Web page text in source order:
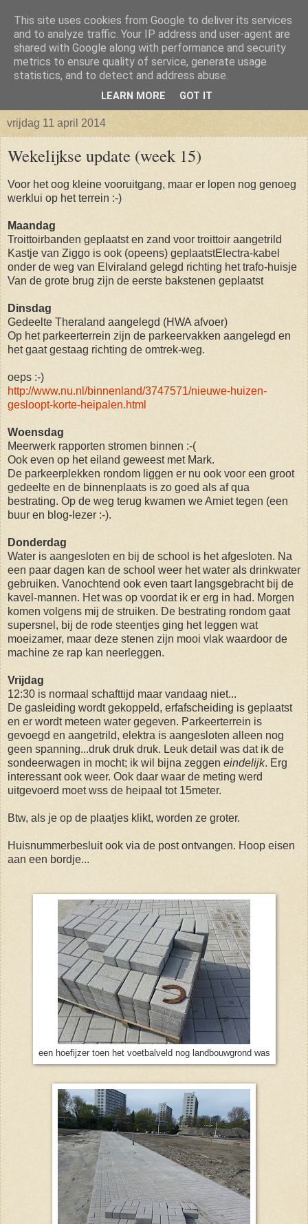
Isabellaland -> Biancaland
De belevenissen omtrent het verkrijgen van een bouwkavel
vrijdag 11 april 2014
Wekelijkse update (week 15)
Voor het oog kleine vooruitgang, maar er lopen nog genoeg
werklui op het terrein :-)
Maandag
Troittoirbanden geplaatst en zand voor troittoir aangetrild
Kastje van Ziggo is ook (opeens) geplaatstElectra-kabel
onder de weg van Elviraland gelegd richting het trafo-huisje
Van de grote brug zijn de eerste bakstenen geplaatst
Dinsdag
Gedeelte Theraland aangelegd (HWA afvoer)
Op het parkeerterrein zijn de parkeervakken aangelegd en
het gaat gestaag richting de omtrek-weg.
oeps :-)
http://www.nu.nl/binnenland/3747571/nieuwe-huizen-
gesloopt-korte-heipalen.html
Woensdag
Meerwerk rapporten stromen binnen :-(
Ook even op het eiland geweest met Mark.
De parkeerplekken rondom liggen er nu ook voor een groot
gedeelte en de binnenplaats is zo goed als af qua
bestrating. Op de weg terug kwamen we Amiet tegen (een
buur en blog-lezer :-).
Donderdag
Water is aangesloten en bij de school is het afgesloten. Na
een paar dagen kan de school weer het water als drinkwater
gebruiken. Vanochtend ook even taart langsgebracht bij de
kavel-mannen. Het was op voordat ik er erg in had. Morgen
komen volgens mij de struiken. De bestrating rondom gaat
supersnel, bij de rode steentjes ging het leggen wat
moeizamer, maar deze stenen zijn mooi vlak waardoor de
machine ze rap kan neerleggen.
Vrijdag
12:30 is normaal schafttijd maar vandaag niet...
De gasleiding wordt gekoppeld, erfafscheiding is geplaatst
en er wordt meteen water gegeven. Parkeerterrein is
gevoegd en aangetrild, elektra is aangesloten alleen nog
geen spanning...druk druk druk. Leuk detail was dat ik de
sondeerwagen in mocht; ik wil bijna zeggen eindelijk. Erg
interessant ook weer. Ook daar waar de meting werd
uitgevoerd moet wss de heipaal tot 15meter.
Btw, als je op de plaatjes klikt, worden ze groter.
Huisnummerbesluit ook via de post ontvangen. Hoop eisen
aan een bordje...
een hoefijzer toen het voetbalveld nog landbouwgrond was
This site uses cookies from Google to deliver its services
and to analyze traffic. Your IP address and user-agent are
shared with Google along with performance and security
metrics to ensure quality of service, generate usage
statistics, and to detect and address abuse.
LEARN MORE GOT IT